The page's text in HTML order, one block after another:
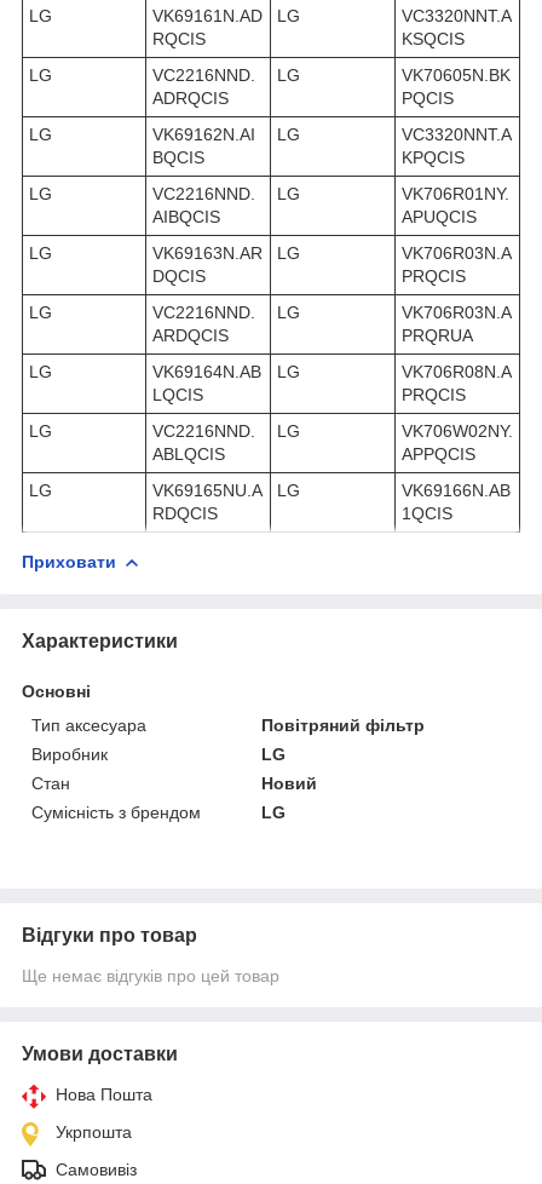
LG
VK69161N.AD
RQCIS
LG
VC3320NNT.A
KSQCIS
LG
VC2216NND.
ADRQCIS
LG
VK70605N.BK
PQCIS
LG
VK69162N.AI
BQCIS
LG
VC3320NNT.A
KPQCIS
LG
VC2216NND.
AIBQCIS
LG
VK706R01NY.
APUQCIS
LG
VK69163N.AR
DQCIS
LG
VK706R03N.A
PRQCIS
LG
VC2216NND.
ARDQCIS
LG
VK706R03N.A
PRQRUA
LG
VK69164N.AB
LQCIS
LG
VK706R08N.A
PRQCIS
LG
VC2216NND.
ABLQCIS
LG
VK706W02NY.
APPQCIS
LG
VK69165NU.A
RDQCIS
LG
VK69166N.AB
1QCIS
Приховати
Характеристики
Основні
Тип аксесуара
Повітряний фільтр
Виробник
LG
Стан
Новий
Сумісність з брендом
LG
Відгуки про товар
Ще немає відгуків про цей товар
Умови доставки
Нова Пошта
Укрпошта
Самовивіз